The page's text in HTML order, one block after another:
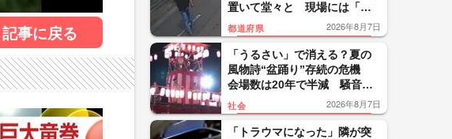
記事に戻る
置いて堂々と 現場には「右
折禁止」看板も 鹿児島市
都道府県 2026年8月7日
「うるさい」で消える？夏の
風物詩“盆踊り”存続の危機
会場数は20年で半減 騒音対
策で“サイレント盆ダンス”も
社会 2026年8月7日
「トラウマになった」隣が突